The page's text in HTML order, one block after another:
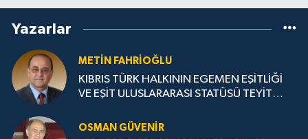
Yazarlar
METIN FAHRİOĞLU
KIBRIS TÜRK HALKININ EGEMEN EŞİTLİĞİ
VE EŞİT ULUSLARARASI STATÜSÜ TEYİT
OSMAN GÜVENİR